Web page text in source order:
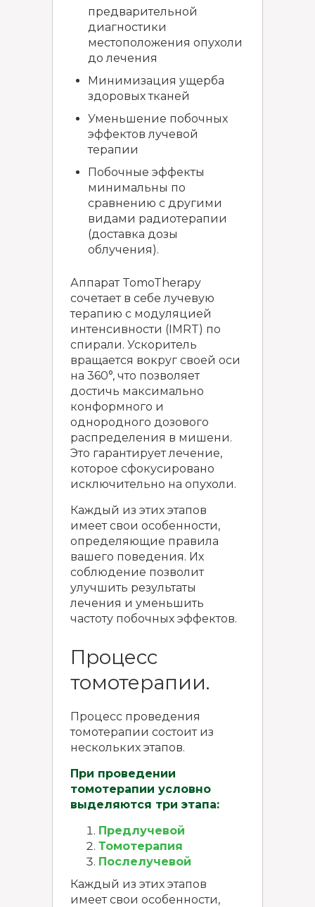
предварительной
диагностики
местоположения опухоли
до лечения
Минимизация ущерба
здоровых тканей
Уменьшение побочных
эффектов лучевой
терапии
Побочные эффекты
минимальны по
сравнению с другими
видами радиотерапии
(доставка дозы
облучения).
Аппарат TomoTherapy
сочетает в себе лучевую
терапию с модуляцией
интенсивности (IMRT) по
спирали. Ускоритель
вращается вокруг своей оси
на 360°, что позволяет
достичь максимально
конформного и
однородного дозового
распределения в мишени.
Это гарантирует лечение,
которое сфокусировано
исключительно на опухоли.
Каждый из этих этапов
имеет свои особенности,
определяющие правила
вашего поведения. Их
соблюдение позволит
улучшить результаты
лечения и уменьшить
частоту побочных эффектов.
Процесс
томотерапии.
Процесс проведения
томотерапии состоит из
нескольких этапов.
При проведении
томотерапии условно
выделяются три этапа:
Предлучевой
Томотерапия
Послелучевой
Каждый из этих этапов
имеет свои особенности,